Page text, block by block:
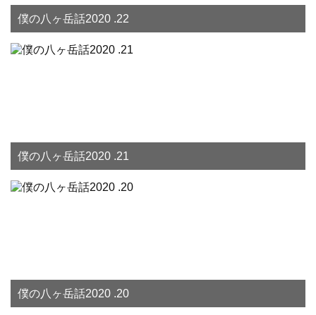
僕の八ヶ岳話2020 .22
僕の八ヶ岳話2020 .21
僕の八ヶ岳話2020 .20